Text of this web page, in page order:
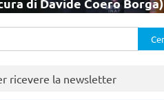
ricevere la newsletter